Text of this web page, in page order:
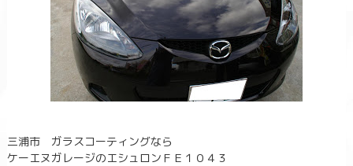
三浦市 ガラスコーティングなら
ケーエヌガレージのエシュロンＦＥ１０４３